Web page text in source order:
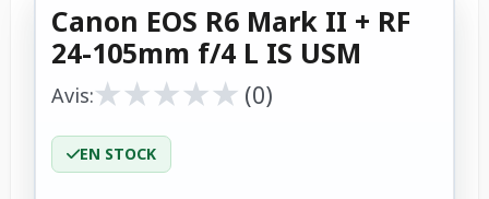
Canon EOS R6 Mark II + RF
24-105mm f/4 L IS USM
Avis:★
★★
★★
★★
★★
★ (0)
EN STOCK